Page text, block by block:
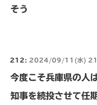
そう
212: 2024/09/11(水)
今度こそ兵庫県の人
知事を続投させて任